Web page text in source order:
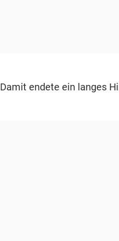
Damit endete ein langes